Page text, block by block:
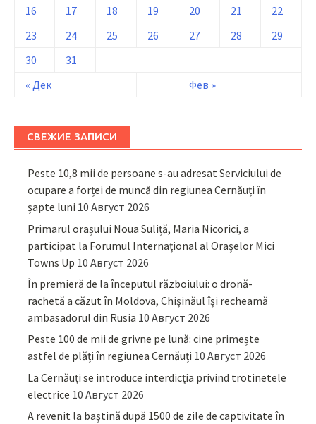
« Дек Фев »
16
17 18 19 20 21
22
23
24 25 26 27 28
29
30
31
СВЕЖИЕ ЗАПИСИ
Peste 10,8 mii de persoane s-au adresat Serviciului de
ocupare a forței de muncă din regiunea Cernăuți în
șapte luni 10 Август 2026
Primarul orașului Noua Suliță, Maria Nicorici, a
participat la Forumul Internațional al Orașelor Mici
Towns Up 10 Август 2026
În premieră de la începutul războiului: o dronă-
rachetă a căzut în Moldova, Chișinăul își recheamă
ambasadorul din Rusia 10 Август 2026
Peste 100 de mii de grivne pe lună: cine primește
astfel de plăți în regiunea Cernăuți 10 Август 2026
La Cernăuți se introduce interdicția privind trotinetele
electrice 10 Август 2026
A revenit la baștină după 1500 de zile de captivitate în